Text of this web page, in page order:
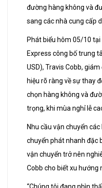
đường hàng không và
sang các nhà cung cấp
Phát biểu hôm 05/10 tại
Express công bố trung
USD), Travis Cobb,
hiệu rõ ràng về sự thay
chọn hàng không và
trọng, khi mùa nghỉ lễ
Nhu cầu vận chuyển
chuyển phát nhanh đặc
vận chuyển trở nên
Cobb cho biết xu hướng
“Chúng tôi đang nhìn